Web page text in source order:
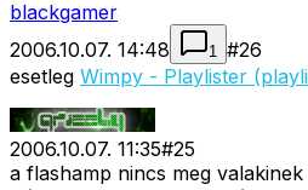
blackgamer
2006.10.07. 14:48
1 #26
esetleg Wimpy - Playlister
2006.10.07. 11:35#25
a flashamp nincs meg